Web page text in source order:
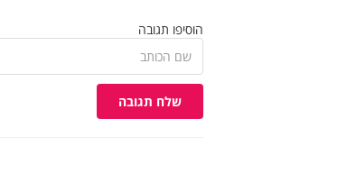
הוסיפו תגובה
שלח תגובה